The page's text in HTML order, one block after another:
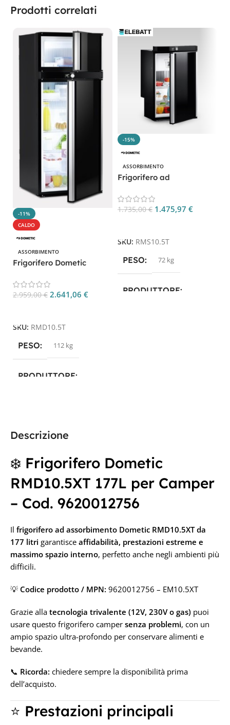
Descrizione
❄️ Frigorifero Dometic
RMD10.5XT 177L per Camper
– Cod. 9620012756
Il frigorifero ad assorbimento Dometic RMD10.5XT da
177 litri garantisce affidabilità, prestazioni estreme e
massimo spazio interno, perfetto anche negli ambienti più
difficili.
💡 Codice prodotto / MPN: 9620012756 – EM10.5XT
Grazie alla tecnologia trivalente (12V, 230V o gas) puoi
usare questo frigorifero camper senza problemi, con un
ampio spazio ultra-profondo per conservare alimenti e
bevande.
📞 Ricorda: chiedere sempre la disponibilità prima
dell’acquisto.
⭐ Prestazioni principali
Prodotti correlati
-11%
CALDO
ASSORBIMENTO
Frigorifero Dometic
Camper
2.959,00€ 2.641,06 €
SKU: RMD10.5T
PESO 112 kg
PRODUTTORE
TECNOLOGIA
ASSORBIMENTO
-15%
ASSORBIMENTO
Frigorifero ad
CP. RMS10.5T
1.735,00€ 1.475,97 €
SKU: RMS10.5T
PESO 72 kg
PRODUTTORE